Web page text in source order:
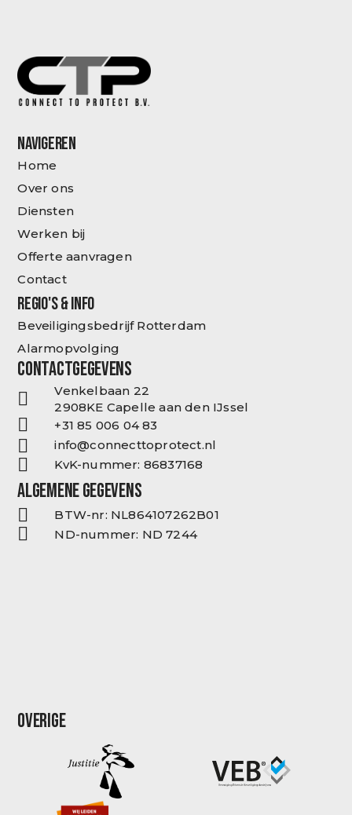
NAVIGEREN
Home
Over ons
Diensten
Werken bij
Offerte aanvragen
Contact
REGIO'S & INFO
Beveiligingsbedrijf Rotterdam
Alarmopvolging
CONTACTGEGEVENS
Venkelbaan 22
2908KE Capelle aan den IJssel
+31 85 006 04 83
info@connecttoprotect.nl
KvK-nummer: 86837168
ALGEMENE GEGEVENS
BTW-nr: NL864107262B01
ND-nummer: ND 7244
OVERIGE